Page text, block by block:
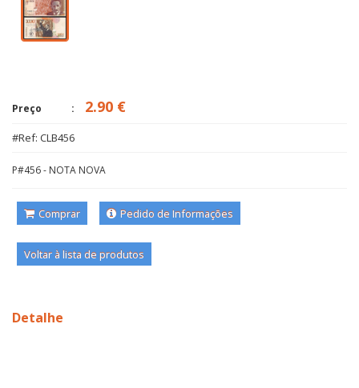
Preço 2.90 €
#Ref: CLB456
P#456 - NOTA NOVA
Comprar Pedido de Informações
Voltar à lista de produtos
Detalhe